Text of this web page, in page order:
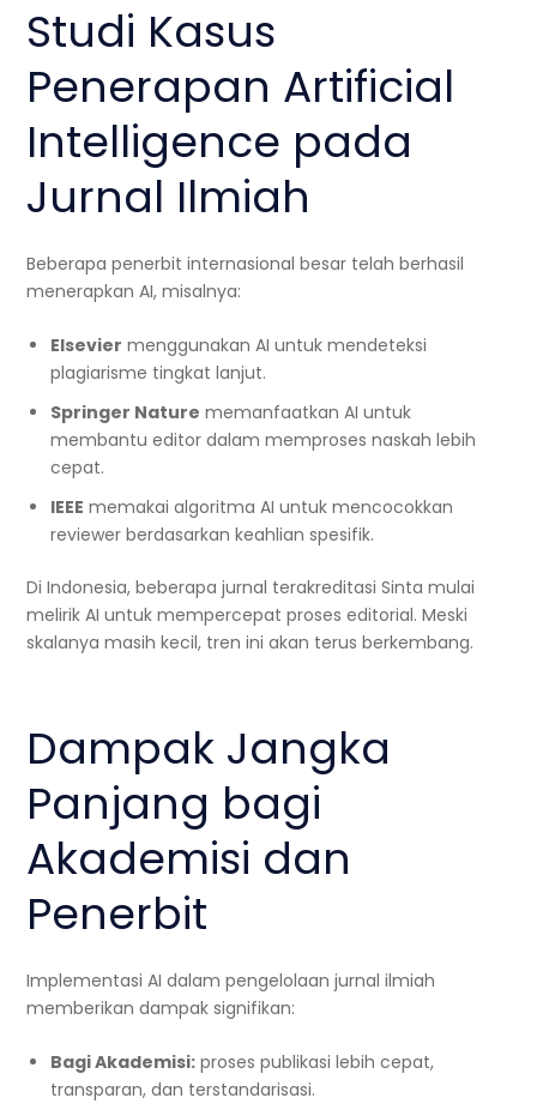
Studi Kasus
Penerapan Artificial
Intelligence pada
Jurnal Ilmiah
Beberapa penerbit internasional besar telah berhasil
menerapkan AI, misalnya:
Elsevier menggunakan AI untuk mendeteksi
plagiarisme tingkat lanjut.
Springer Nature memanfaatkan AI untuk
membantu editor dalam memproses naskah lebih
cepat.
IEEE memakai algoritma AI untuk mencocokkan
reviewer berdasarkan keahlian spesifik.
Di Indonesia, beberapa jurnal terakreditasi Sinta mulai
melirik AI untuk mempercepat proses editorial. Meski
skalanya masih kecil, tren ini akan terus berkembang.
Dampak Jangka
Panjang bagi
Akademisi dan
Penerbit
Implementasi AI dalam pengelolaan jurnal ilmiah
memberikan dampak signifikan:
Bagi Akademisi:proses publikasi lebih cepat,
transparan, dan terstandarisasi.